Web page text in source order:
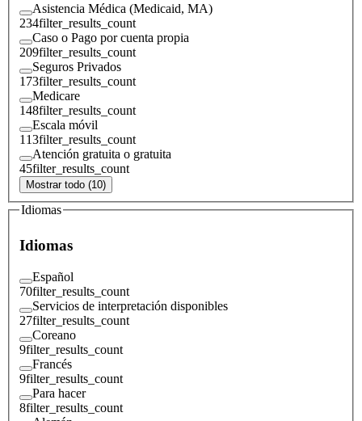
Asistencia Médica (Medicaid, MA)
234filter_results_count
Caso o Pago por cuenta propia
209filter_results_count
Seguros Privados
173filter_results_count
Medicare
148filter_results_count
Escala móvil
113filter_results_count
Atención gratuita o gratuita
45filter_results_count
Mostrar todo (10)
Idiomas
Idiomas
Español
70filter_results_count
Servicios de interpretación disponibles
27filter_results_count
Coreano
9filter_results_count
Francés
9filter_results_count
Para hacer
8filter_results_count